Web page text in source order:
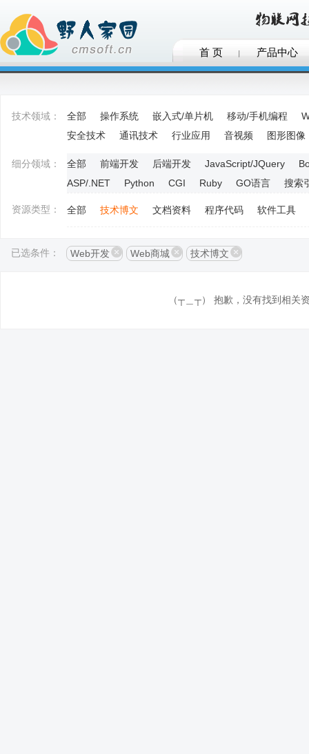
首 页 产品中心
技术领域： 全部 操作系统 嵌入式/单片机 移动/手机编程
安全技术
通讯技术 行业应用 音视频 图形图像
细分领域： 全部 前端开发 后端开发 JavaScript/JQuery
ASP/.NET
Python CGI Ruby GO语言 搜索
资源类型： 全部 技术博文 文档资料 程序代码 软件工具
已选条件： Web开发 Web商城 技术博文
（┬＿┬） 抱歉，没有找到相关